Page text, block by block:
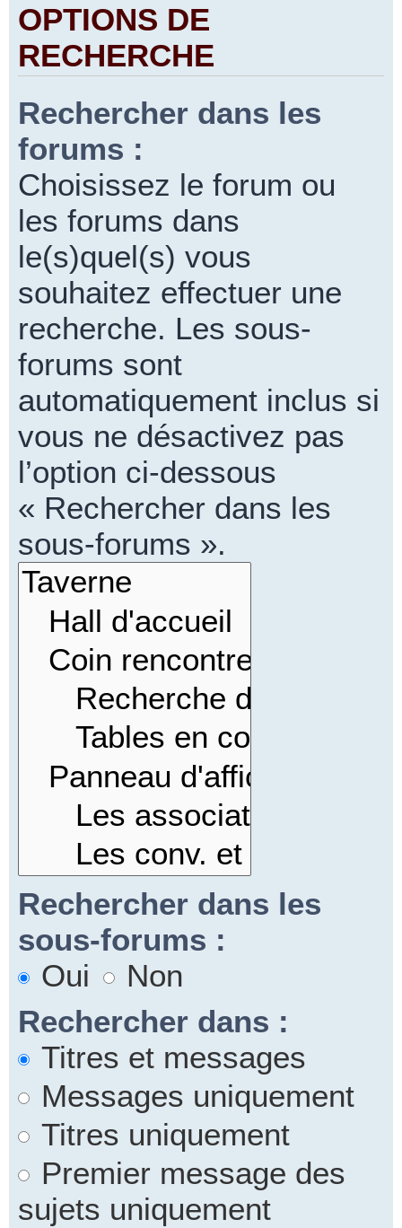
OPTIONS DE
RECHERCHE
Rechercher dans les
forums :
Choisissez le forum ou
les forums dans
le(s)quel(s) vous
souhaitez effectuer une
recherche. Les sous-
forums sont
automatiquement inclus si
vous ne désactivez pas
l’option ci-dessous
« Rechercher dans les
sous-forums ».
Rechercher dans les
sous-forums :
Oui
Non
Rechercher dans :
Titres et messages
Messages uniquement
Titres uniquement
Premier message des
sujets uniquement